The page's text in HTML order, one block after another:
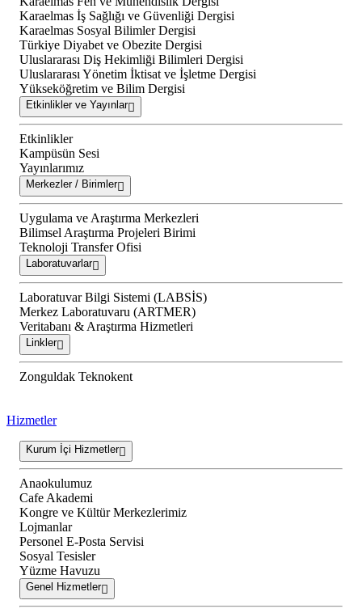
Karaelmas İş Sağlığı ve Güvenliği Dergisi
Karaelmas Sosyal Bilimler Dergisi
Türkiye Diyabet ve Obezite Dergisi
Uluslararası Diş Hekimliği Bilimleri Dergisi
Uluslararası Yönetim İktisat ve İşletme Dergisi
Yükseköğretim ve Bilim Dergisi
Etkinlikler ve Yayınlar
Etkinlikler
Kampüsün Sesi
Yayınlarımız
Merkezler / Birimler
Uygulama ve Araştırma Merkezleri
Bilimsel Araştırma Projeleri Birimi
Teknoloji Transfer Ofisi
Laboratuvarlar
Laboratuvar Bilgi Sistemi (LABSİS)
Merkez Laboratuvaru (ARTMER)
Veritabanı & Araştırma Hizmetleri
Linkler
Zonguldak Teknokent
Hizmetler
Kurum İçi Hizmetler
Anaokulumuz
Cafe Akademi
Kongre ve Kültür Merkezlerimiz
Lojmanlar
Personel E-Posta Servisi
Sosyal Tesisler
Yüzme Havuzu
Genel Hizmetler